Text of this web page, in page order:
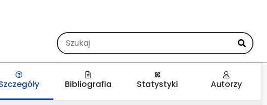
Bibliografia Statystyki Autorzy